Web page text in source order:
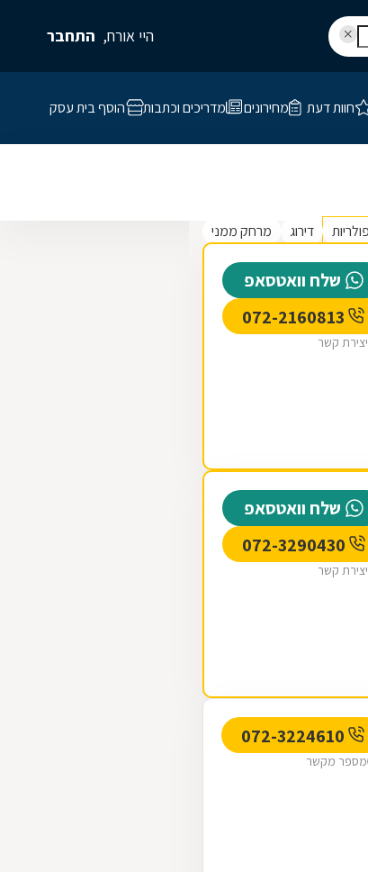
היי אורח, התחבר
חוות דעת מחירונים מדריכים וכתבות הוסף בית עסק
דירוג מרחק ממני
שלח וואטסאפ
יצירת קשר
שלח וואטסאפ
יצירת קשר
מספר מקשר